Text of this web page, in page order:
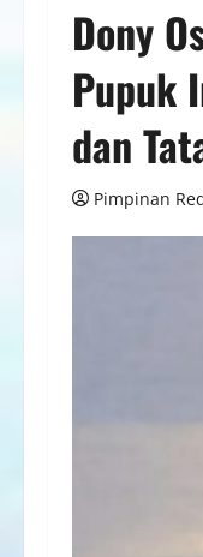
Dony
Pupuk
dan
Pimpinan